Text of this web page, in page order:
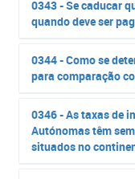
0343 - Se caducar
quando deve ser
0344 - Como se
para comparação
0346 - As taxas de
Autónomas têm
situados no